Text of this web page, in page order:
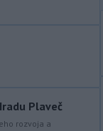
Plaveč
rozvoja a